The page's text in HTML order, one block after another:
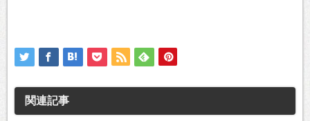
関連記事